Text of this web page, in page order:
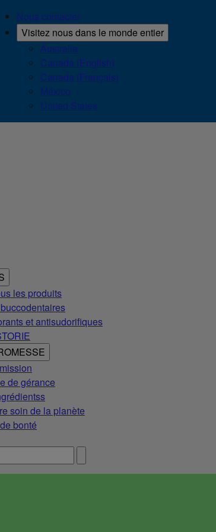
Nous contacter
Visitez nous dans le monde entier
Australia
Canada (English)
Canada (Français)
México
United States
les produits
et antisudorifiques
de gérance
soin de la planète
bonté